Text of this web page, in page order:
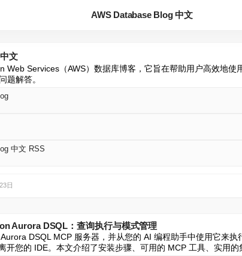
AWS Database Blog 中文
文
Web Services（AWS）数据库博客，它旨在帮助用户高效地使
题解答。
中文 RSS
日
Aurora DSQL：查询执行与模式管理
DSQL MCP 服务器，并从您的 AI 编程助手中使用它来
开您的 IDE。本文介绍了安装步骤、可用的 MCP 工具、实用的